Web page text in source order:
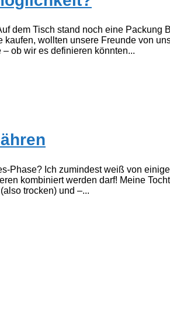
dem Tisch stand noch eine Packung
wollten unsere Freunde von
ob wir es definieren könnten...
Phase? Ich zumindest weiß von
kombiniert werden darf! Meine
trocken) und –...